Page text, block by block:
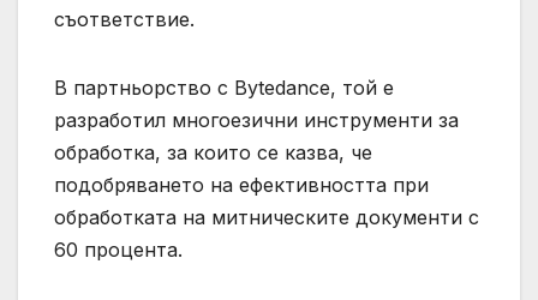
съответствие.
В партньорство с Bytedance, той е
разработил многоезични инструменти за
обработка, за които се казва, че
подобряването на ефективността при
обработката на митническите документи с
60 процента.